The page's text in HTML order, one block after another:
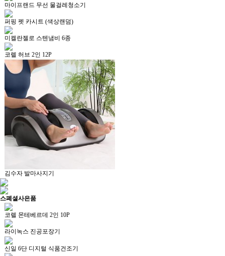
마이프랜드 무선 물걸레청소기
퍼핑 펫 카시트 (색상랜덤)
미켈란젤로 스텐냄비 6종
코렐 허브 2인 12P
김수자 발마사지기
스폐셜사은품
코렐 몬테베르데 2인 10P
라이녹스 진공포장기
신일 6단 디지털 식품건조기